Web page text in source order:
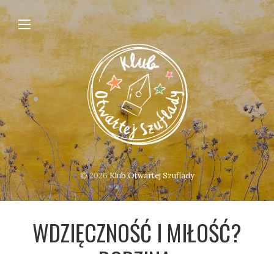
© 2026Klub Otwartej Szuflady
WDZIĘCZNOŚĆ I MIŁOŚĆ?